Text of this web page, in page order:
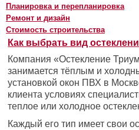
Планировка и перепланировка
Ремонт и дизайн
Стоимость строительства
Как выбрать вид
Компания «Остекление
занимается тёплым и
установкой окон ПВХ в
клиента условиях
теплое или холодное
Каждый его тип имеет свои